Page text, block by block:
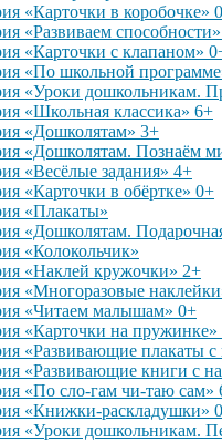
«Карточки в коробочке»
«Развиваем
«Карточки с клапаном»
«По школьной
«Уроки дошкольникам.
«Школьная классика» 6+
«Дошколятам» 3+
«Дошколятам. Познаём
«Весёлые задания» 4+
«Карточки в обёртке» 0+
«Плакаты»
«Дошколятам.
«Колокольчик»
«Наклей кружочки» 2+
«Многоразовые
«Читаем малышам» 0+
«Карточки на пружинке»
«Развивающие плакаты с
«Развивающие книги с
«По сло-гам чи-таю сам»
«Книжки-раскладушки»
«Уроки дошкольникам.